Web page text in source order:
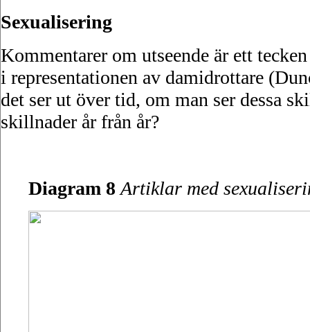
Sexualisering
Kommentarer om utseende är ett
i representationen av damidrottare
det ser ut över tid, om man ser dessa
skillnader år från år?
Diagram 8 Artiklar med